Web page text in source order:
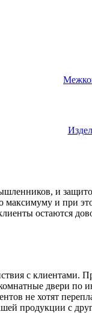
и
максимуму и при
остаются
с клиентами.
двери по
не хотят
продукции с